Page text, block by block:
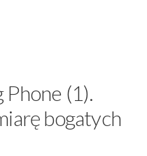
(1).
bogatych